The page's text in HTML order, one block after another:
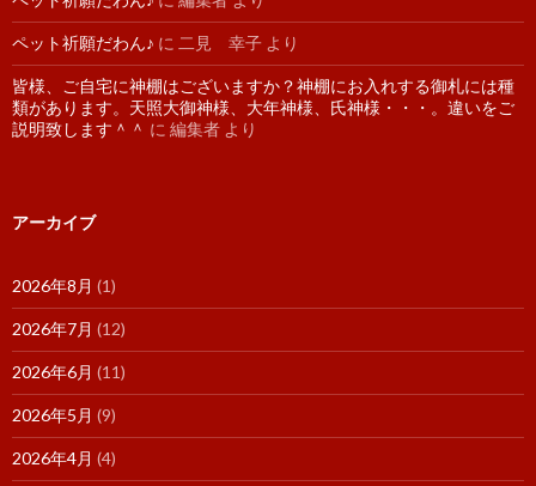
ペット祈願だわん♪ に 二見 幸子 より
皆様、ご自宅に神棚はございますか？神棚にお入れする御札には種
類があります。天照大御神様、大年神様、氏神様・・・。違いをご
説明致します＾＾ に 編集者 より
アーカイブ
2026年8月 (1)
2026年7月 (12)
2026年6月 (11)
2026年5月 (9)
2026年4月 (4)